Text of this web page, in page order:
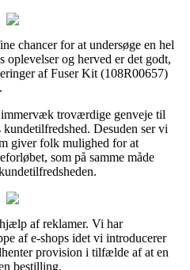
chancer for at undersøge en hel
og herved er det godt,
af Fuser Kit (108R00657)
troværdige genveje til
Desuden ser vi
giver folk mulighed for at
som på samme måde
af reklamer. Vi har
af e-shops idet vi introducerer
provision i tilfælde af at en
bestilling.